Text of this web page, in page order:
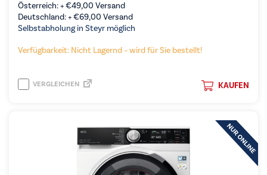
Österreich: +€49,00 Versand
Deutschland: +€69,00 Versand
Selbstabholung in Steyr möglich
Verfügbarkeit: Nicht Lagernd – wird für Sie bestellt!
KAUFEN
VERGLEICHEN